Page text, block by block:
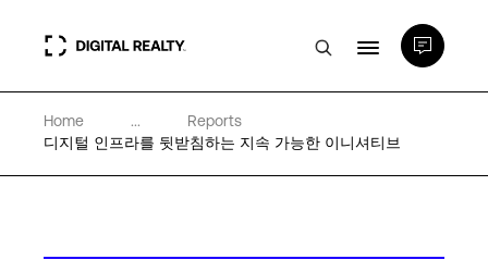
데이터 센터
Home ...
Reports
디지털 인프라를 뒷받침하는 지속 가능한 이니셔티브